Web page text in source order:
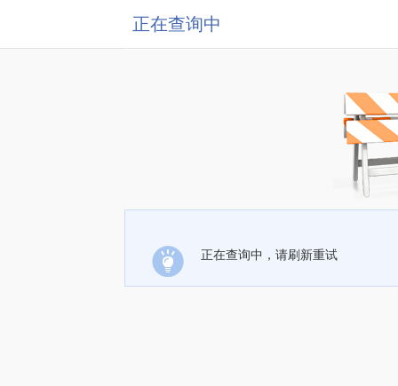
正在查询中
正在查询中，请刷新重试